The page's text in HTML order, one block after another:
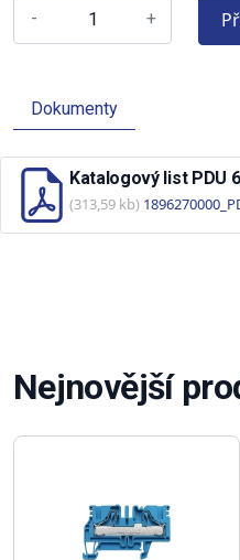
- +
Dokumenty
Katalogový list PDU
(313,59 kb)
Nejnovější